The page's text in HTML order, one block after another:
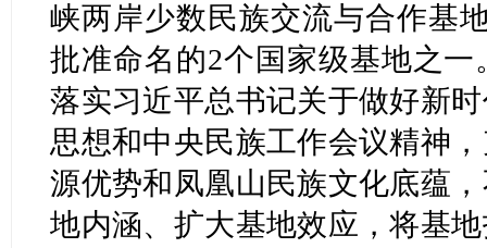
峡两岸少数民族交流与合作基
批准命名的2个国家级基地之
落实习近平总书记关于做好新
思想和中央民族工作会议精神
源优势和凤凰山民族文化底蕴
地内涵、扩大基地效应，将基